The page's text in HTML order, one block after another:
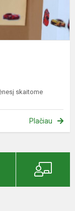
skaitome
Plačiau